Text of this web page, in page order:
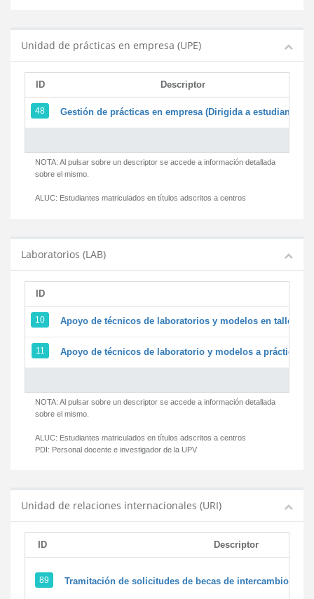
Unidad de prácticas en empresa (UPE)
ID Descriptor
48 Gestión de prácticas en empresa (Dirigida a estudiantes)
NOTA: Al pulsar sobre un descriptor se accede a información detallada
sobre el mismo.
ALUC: Estudiantes matriculados en títulos adscritos a centros
Laboratorios (LAB)
ID
10 Apoyo de técnicos de laboratorios y modelos en
11 Apoyo de técnicos de laboratorio y modelos a prácticas
NOTA: Al pulsar sobre un descriptor se accede a información detallada
sobre el mismo.
ALUC: Estudiantes matriculados en títulos adscritos a centros
PDI: Personal docente e investigador de la UPV
Unidad de relaciones internacionales (URI)
ID Descriptor
89 Tramitación de solicitudes de becas de intercambio